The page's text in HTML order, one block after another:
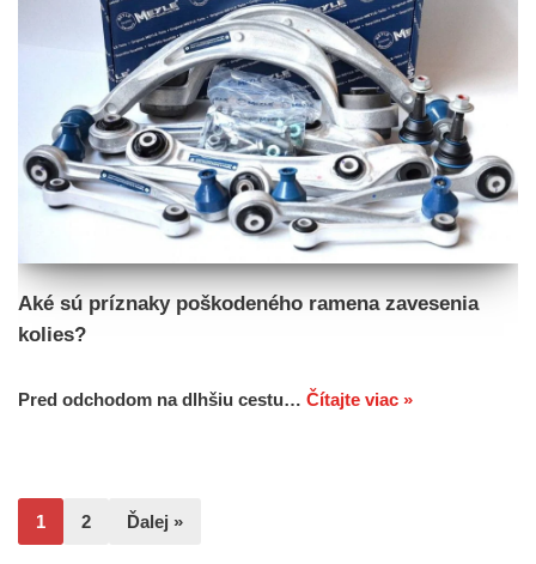
Aké sú príznaky poškodeného ramena zavesenia
kolies?
Pred odchodom na dlhšiu cestu… Čítajte viac »
1 2 Ďalej »